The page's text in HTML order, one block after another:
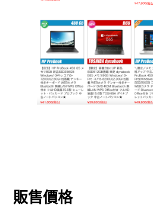
販售價格